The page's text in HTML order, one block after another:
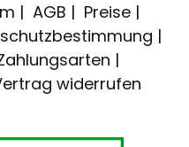
AGB
Preise
widerrufen